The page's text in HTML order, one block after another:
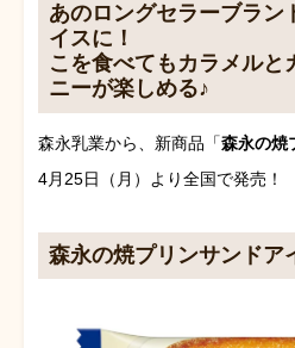
あのロングセラーブラン
イスに！
こを食べてもカラメルと
ニーが楽しめる♪
森永乳業から、新商品「森永の焼
4月25日（月）より全国で発売！
森永の焼プリンサンドア